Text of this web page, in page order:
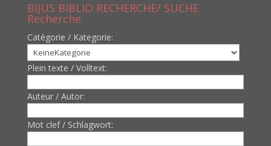
BIJUS BIBLIO RECHERCHE/ SUCHE
Recherche
Catègorie / Kategorie:
Plein texte / Volltext:
Auteur / Autor:
Mot clef / Schlagwort: